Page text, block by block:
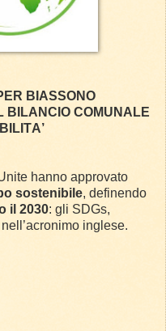
BIASSONO
BILANCIO COMUNALE
hanno approvato
sostenibile, definendo
il 2030: gli SDGs,
inglese.